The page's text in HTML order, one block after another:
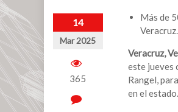
14
Mar 2025
365
Más de
Veracruz.
Veracruz,
este jueves
Rangel,
en el estado.